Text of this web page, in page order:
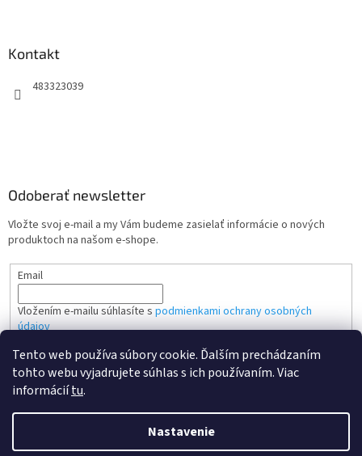
Tento web používa súbory cookie. Ďalším prechádzaním
tohto webu vyjadrujete súhlas s ich používaním. Viac
informáciítu.
Nastavenie
Kontakt
483323039
Odoberať newsletter
Vložte svoj e-mail a my Vám budeme zasielať informácie o nových
produktoch na našom e-shope.
Email
Vložením e-mailu súhlasíte s podmienkami ochrany osobných
údajov
PRIHLÁSIŤ SA
Vytvoril Shoptet